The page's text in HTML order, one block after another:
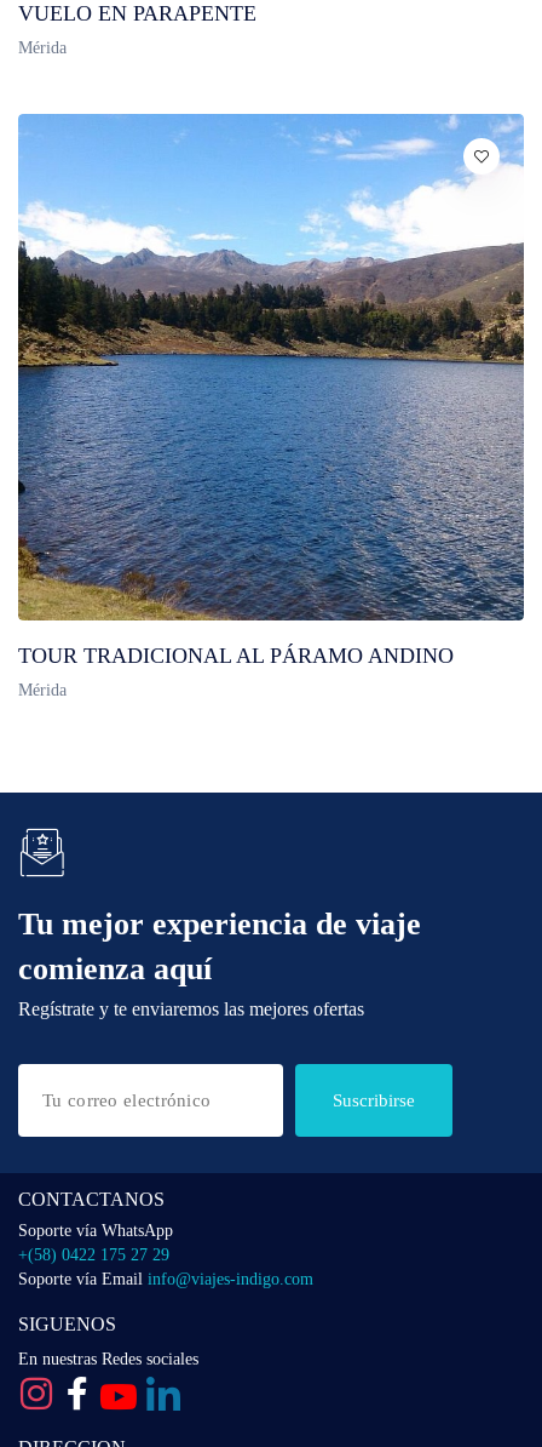
VUELO EN PARAPENTE
Mérida
TOUR TRADICIONAL AL PÁRAMO ANDINO
Mérida
Tu mejor experiencia de viaje
comienza aquí
Regístrate y te enviaremos las mejores ofertas
Suscribirse
CONTACTANOS
Soporte vía WhatsApp
+(58) 0422 175 27 29
Soporte vía Email info@viajes-indigo.com
SIGUENOS
En nuestras Redes sociales